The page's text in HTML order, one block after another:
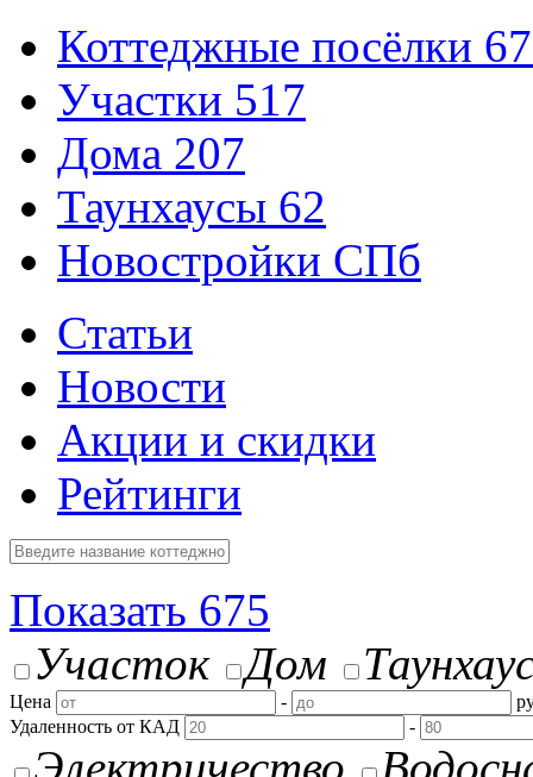
Коттеджные посёлки
Участки 517
Дома 207
Таунхаусы 62
Новостройки СПб
Статьи
Новости
Акции и скидки
Рейтинги
Показать 675
Участок
Дом
Цена -
Удаленность от КАД
-